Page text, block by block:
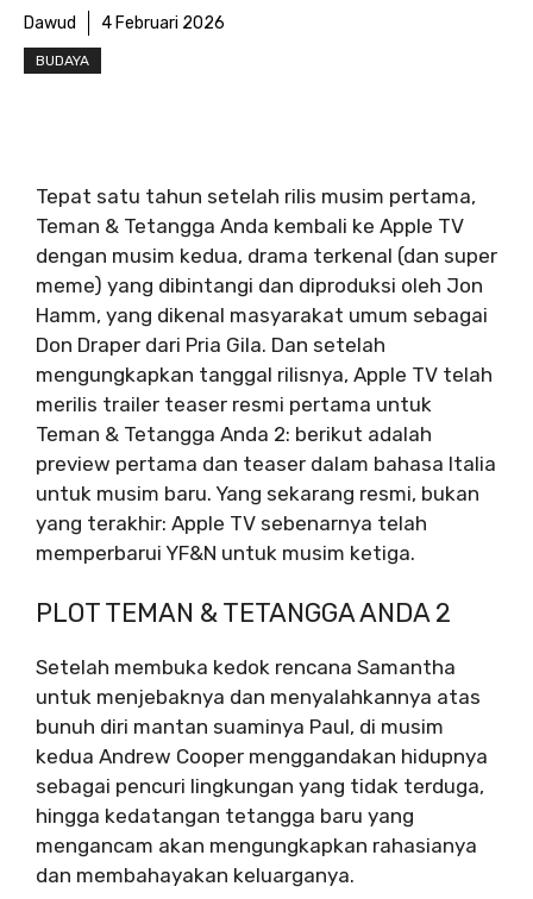
Dawud 4 Februari 2026
BUDAYA
Tepat satu tahun setelah rilis musim pertama,
Teman & Tetangga Anda kembali ke Apple TV
dengan musim kedua, drama terkenal (dan super
meme) yang dibintangi dan diproduksi oleh Jon
Hamm, yang dikenal masyarakat umum sebagai
Don Draper dari Pria Gila. Dan setelah
mengungkapkan tanggal rilisnya, Apple TV telah
merilis trailer teaser resmi pertama untuk
Teman & Tetangga Anda 2: berikut adalah
preview pertama dan teaser dalam bahasa Italia
untuk musim baru. Yang sekarang resmi, bukan
yang terakhir: Apple TV sebenarnya telah
memperbarui YF&N untuk musim ketiga.
PLOT TEMAN & TETANGGA ANDA 2
Setelah membuka kedok rencana Samantha
untuk menjebaknya dan menyalahkannya atas
bunuh diri mantan suaminya Paul, di musim
kedua Andrew Cooper menggandakan hidupnya
sebagai pencuri lingkungan yang tidak terduga,
hingga kedatangan tetangga baru yang
mengancam akan mengungkapkan rahasianya
dan membahayakan keluarganya.